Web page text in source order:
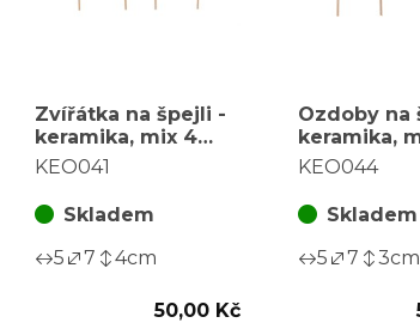
Zvířátka na špejli -
keramika, mix 4
druhů, cena za 1 ks
KEO041
Skladem
5
7 4cm
50,00 Kč
Ozdoby na
keramika,
druhů, cena
KEO044
Skladem
5
7 3cm